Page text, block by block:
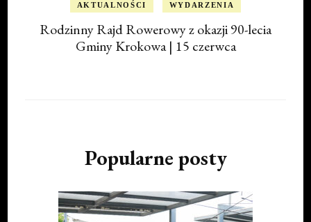
AKTUALNOŚCI WYDARZENIA
Rodzinny Rajd Rowerowy z okazji 90-lecia
Gminy Krokowa | 15 czerwca
Popularne posty